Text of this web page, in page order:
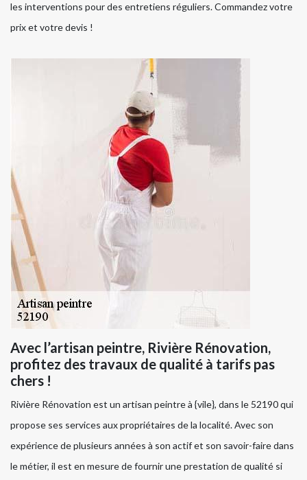
les interventions pour des entretiens réguliers. Commandez votre
prix et votre devis !
Avec l’artisan peintre, Rivière Rénovation,
profitez des travaux de qualité à tarifs pas
chers !
Rivière Rénovation est un artisan peintre à {vile}, dans le 52190 qui
propose ses services aux propriétaires de la localité. Avec son
expérience de plusieurs années à son actif et son savoir-faire dans
le métier, il est en mesure de fournir une prestation de qualité si